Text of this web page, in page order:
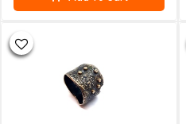
Valentines
Wedding
Rings